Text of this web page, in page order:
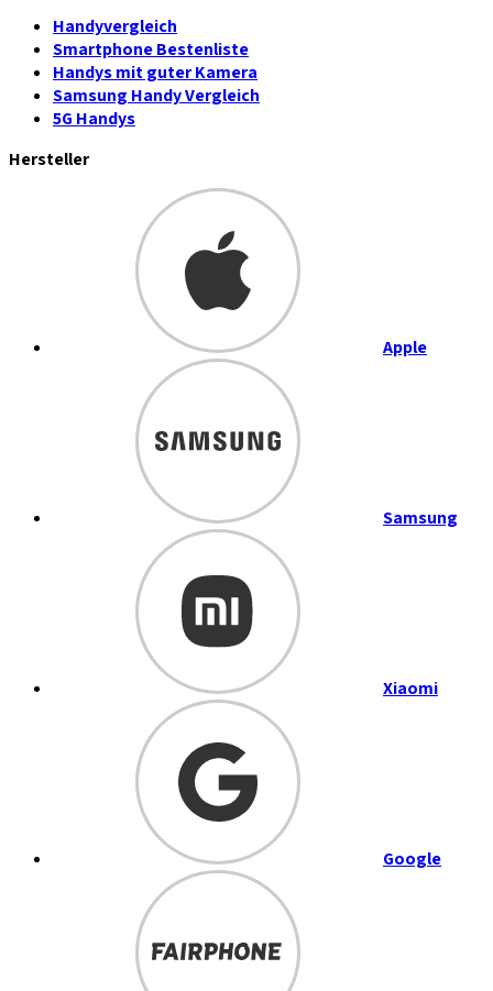
Handyvergleich
Smartphone Bestenliste
Handys mit guter Kamera
Samsung Handy Vergleich
5G Handys
Hersteller
Apple
Samsung
Xiaomi
Google